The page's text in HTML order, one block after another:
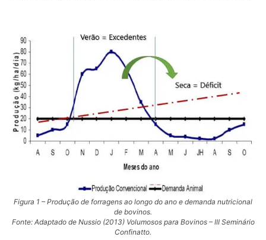
Figura 1 – Produção de forragens ao longo do ano e demanda nutricional
de bovinos.
Fonte: Adaptado de Nussio (2013) Volumosos para Bovinos – III Seminário
Confinatto.